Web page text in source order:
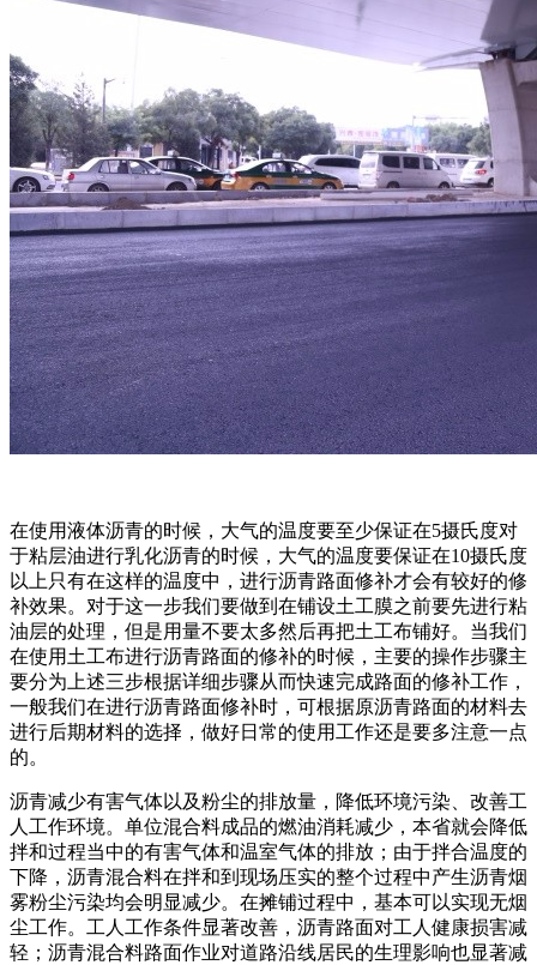
在使用液体沥青的时候，大气的温度要至少保证在5摄氏度对
于粘层油进行乳化沥青的时候，大气的温度要保证在10摄氏度
以上只有在这样的温度中，进行沥青路面修补才会有较好的修
补效果。对于这一步我们要做到在铺设土工膜之前要先进行粘
油层的处理，但是用量不要太多然后再把土工布铺好。当我们
在使用土工布进行沥青路面的修补的时候，主要的操作步骤主
要分为上述三步根据详细步骤从而快速完成路面的修补工作，
一般我们在进行沥青路面修补时，可根据原沥青路面的材料去
进行后期材料的选择，做好日常的使用工作还是要多注意一点
的。
沥青减少有害气体以及粉尘的排放量，降低环境污染、改善工
人工作环境。单位混合料成品的燃油消耗减少，本省就会降低
拌和过程当中的有害气体和温室气体的排放；由于拌合温度的
下降，沥青混合料在拌和到现场压实的整个过程中产生沥青烟
雾粉尘污染均会明显减少。在摊铺过程中，基本可以实现无烟
尘工作。工人工作条件显著改善，沥青路面对工人健康损害减
轻；沥青混合料路面作业对道路沿线居民的生理影响也显著减